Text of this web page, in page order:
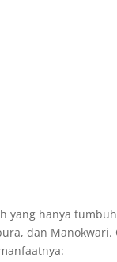
yang hanya
dan Manokwari.